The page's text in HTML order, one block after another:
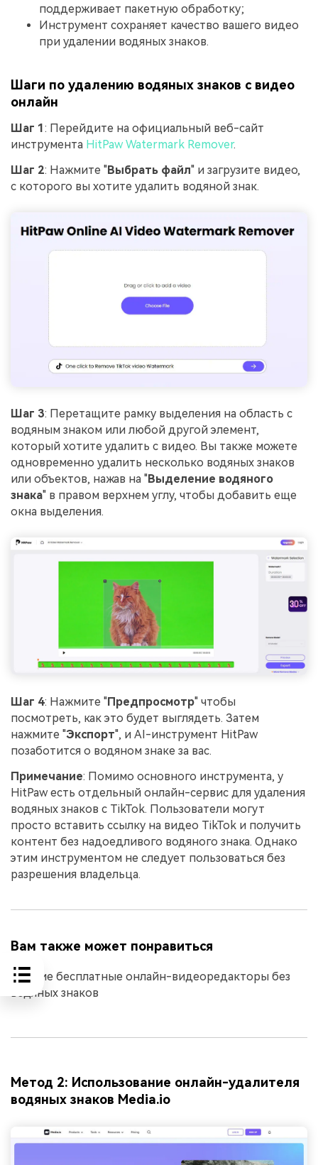
поддерживает пакетную обработку;
Инструмент сохраняет качество вашего видео
при удалении водяных знаков.
Шаги по удалению водяных знаков с видео
онлайн
Шаг 1: Перейдите на официальный веб-сайт
инструмента HitPaw Watermark Remover.
Шаг 2: Нажмите "Выбрать файл" и загрузите видео,
с которого вы хотите удалить водяной знак.
Шаг 3: Перетащите рамку выделения на область с
водяным знаком или любой другой элемент,
который хотите удалить с видео. Вы также можете
одновременно удалить несколько водяных знаков
или объектов, нажав на "Выделение водяного
знака" в правом верхнем углу, чтобы добавить еще
окна выделения.
Шаг 4: Нажмите "Предпросмотр" чтобы
посмотреть, как это будет выглядеть. Затем
нажмите "Экспорт", и AI-инструмент HitPaw
позаботится о водяном знаке за вас.
Примечание: Помимо основного инструмента, у
HitPaw есть отдельный онлайн-сервис для удаления
водяных знаков с TikTok. Пользователи могут
просто вставить ссылку на видео TikTok и получить
контент без надоедливого водяного знака. Однако
этим инструментом не следует пользоваться без
разрешения владельца.
Вам также может понравиться
Лучшие бесплатные онлайн-видеоредакторы без
водяных знаков
Метод 2: Использование онлайн-удалителя
водяных знаков Media.io